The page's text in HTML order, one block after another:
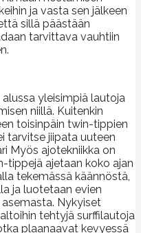
ja vasta sen jälkeen
sillä päästään
tarvittava vauhtiin
yleisimpiä lautoja
niillä. Kuitenkin
toisinpäin twin-tippien
tarvitse jiipata uuteen
Myös ajotekniikka on
tippejä ajetaan koko ajan
tekemässä käännöstä,
ja luotetaan evien
Nykyiset
tehtyjä surffilautoja
plaanaavat kevyessä